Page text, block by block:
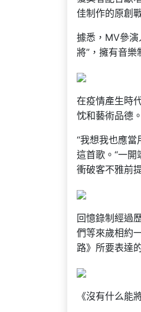
佳制作的原創
據悉，MV參
將”，擁有音樂
在疫情產生時
忱和藝術品德。
“我想我也應
這首歌。“一開
衝破客不雅前
回憶錄制經過
們等來歲相約
路》所要表達
《沒有什么能